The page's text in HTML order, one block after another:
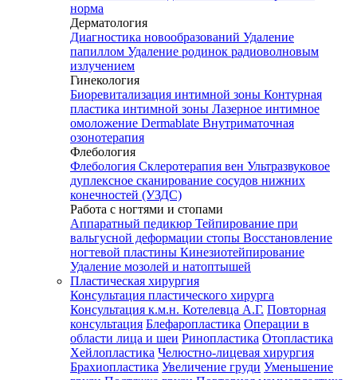
норма
Дерматология
Диагностика новообразований Удаление
папиллом Удаление родинок радиоволновым
излучением
Гинекология
Биоревитализация интимной зоны Контурная
пластика интимной зоны Лазерное интимное
омоложение Dermablate Внутриматочная
озонотерапия
Флебология
Флебология Склеротерапия вен Ультразвуковое
дуплексное сканирование сосудов нижних
конечностей (УЗДС)
Работа с ногтями и стопами
Аппаратный педикюр Тейпирование при
вальгусной деформации стопы Восстановление
ногтевой пластины Кинезиотейпирование
Удаление мозолей и натоптышей
Пластическая хирургия
Консультация пластического хирурга
Консультация к.м.н. Котелевца А.Г. Повторная
консультация Блефаропластика Операции в
области лица и шеи Ринопластика Отопластика
Хейлопластика Челюстно-лицевая хирургия
Брахиопластика Увеличение груди Уменьшение